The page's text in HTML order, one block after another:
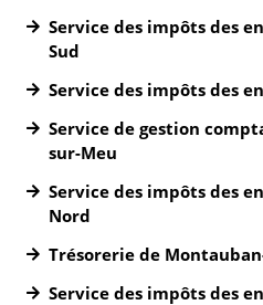
Service des impôts des
Sud
Service des impôts des
Service de gestion
sur-Meu
Service des impôts des
Nord
Trésorerie de
Service des impôts des